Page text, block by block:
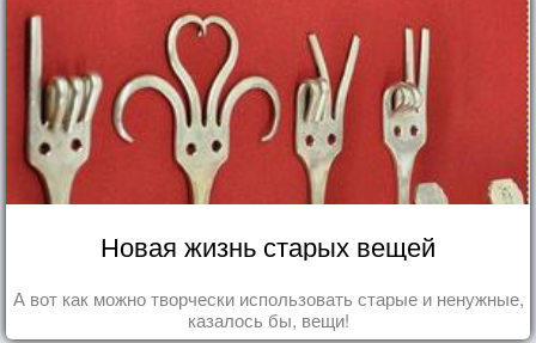
Новая жизнь старых вещей
А вот как можно творчески использовать старые и ненужные,
казалось бы, вещи!